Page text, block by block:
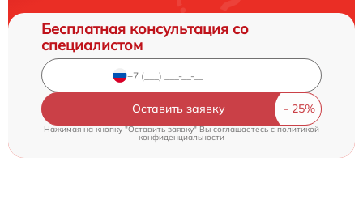
Бесплатная консультация со
специалистом
Оставить заявку
Нажимая на кнопку "Оставить заявку" Вы соглашаетесь c политикой
конфиденциальности